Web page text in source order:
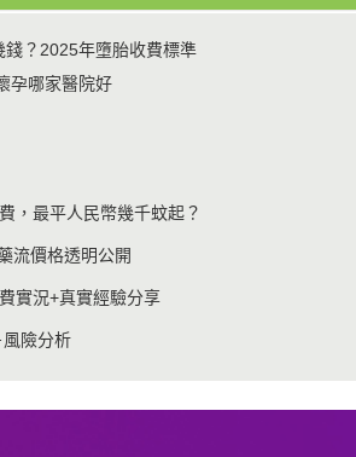
？2025年墮胎收費標準
孕哪家醫院好
，最平人民幣幾千蚊起？
流價格透明公開
實況+真實經驗分享
險分析